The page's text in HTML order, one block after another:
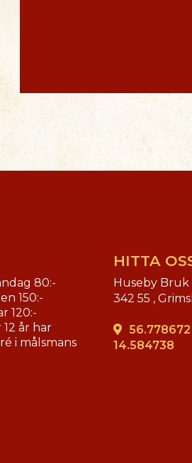
80:-
150:-
120:-
år har
i målsmans
HITTA
Huseby Bruk
342 55 ,
56.778672
14.584738